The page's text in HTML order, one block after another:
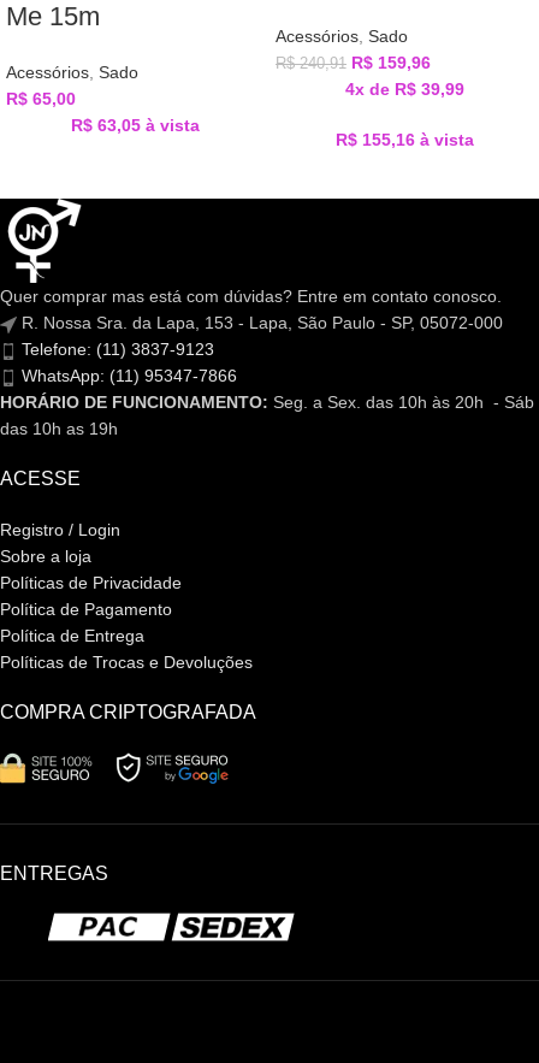
Me 15m
Acessórios, Sado
R$ 65,00
R$63,05 à vista
Acessórios, Sado
R$240,91 R$ 159,96
4x de R$39,99
R$155,16 à vista
Quer comprar mas está com dúvidas? Entre em contato conosco.
R. Nossa Sra. da Lapa, 153 - Lapa, São Paulo - SP, 05072-000
Telefone: (11) 3837-9123
WhatsApp: (11) 95347-7866
HORÁRIO DE FUNCIONAMENTO: Seg. a Sex. das 10h às 20h - Sáb
das 10h as 19h
ACESSE
Registro / Login
Sobre a loja
Políticas de Privacidade
Política de Pagamento
Política de Entrega
Políticas de Trocas e Devoluções
COMPRA CRIPTOGRAFADA
ENTREGAS